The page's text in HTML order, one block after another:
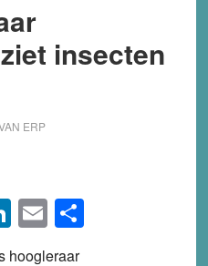
insecten
ERP
LinkedIn
EmailShare
hoogleraar